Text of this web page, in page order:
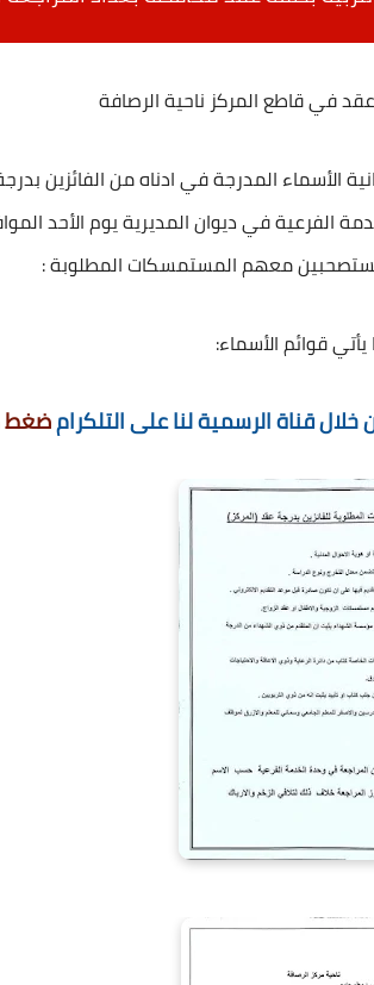
في قاطع المركز ناحية الرصافة
مستصحبين معهم المستمسكات المطلوبة :
قوائم الأسماء:
قناة الرسمية لنا على التلكرامضغط